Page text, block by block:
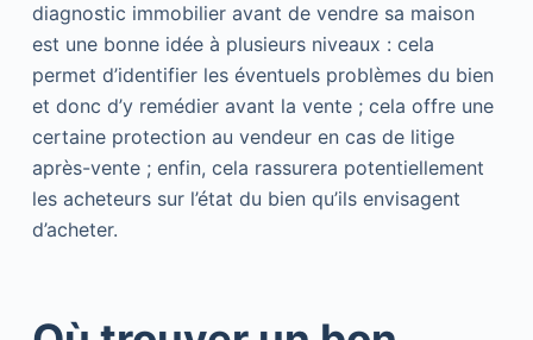
diagnostic immobilier avant de vendre sa maison
est une bonne idée à plusieurs niveaux : cela
permet d’identifier les éventuels problèmes du bien
et donc d’y remédier avant la vente ; cela offre une
certaine protection au vendeur en cas de litige
après-vente ; enfin, cela rassurera potentiellement
les acheteurs sur l’état du bien qu’ils envisagent
d’acheter.